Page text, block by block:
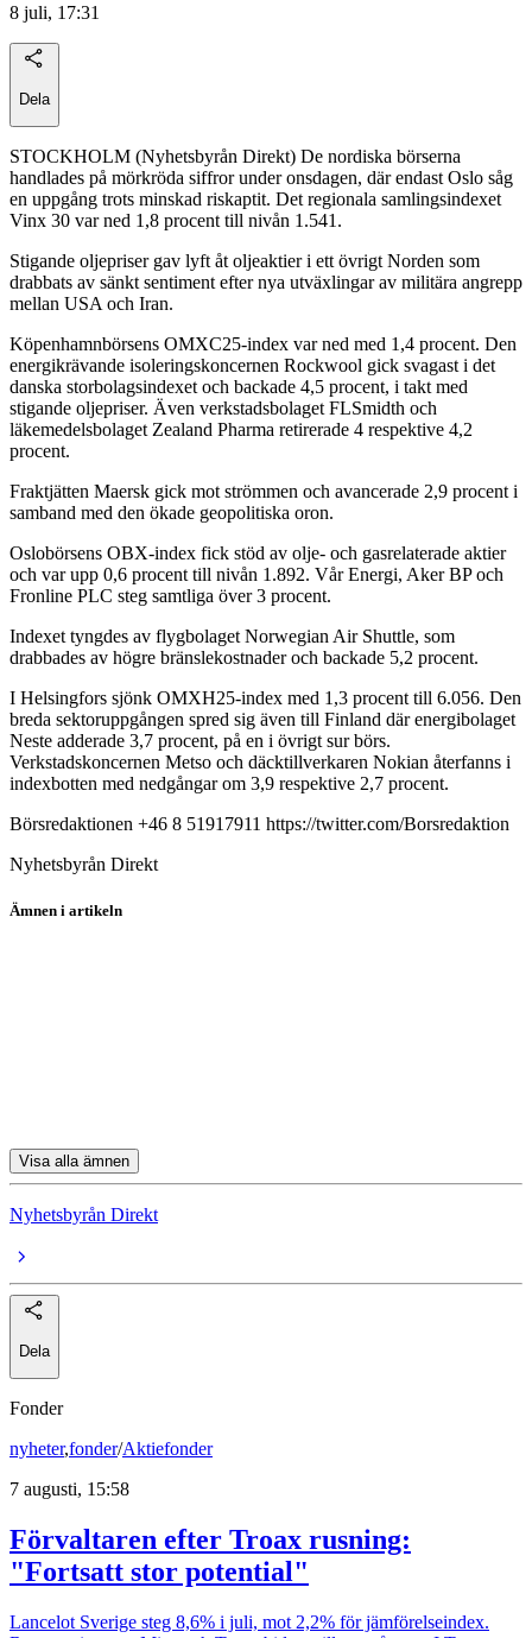
8 juli, 17:31
Dela
STOCKHOLM (Nyhetsbyrån Direkt) De nordiska börserna
handlades på mörkröda siffror under onsdagen, där endast Oslo såg
en uppgång trots minskad riskaptit. Det regionala samlingsindexet
Vinx 30 var ned 1,8 procent till nivån 1.541.
Stigande oljepriser gav lyft åt oljeaktier i ett övrigt Norden som
drabbats av sänkt sentiment efter nya utväxlingar av militära angrepp
mellan USA och Iran.
Köpenhamnbörsens OMXC25-index var ned med 1,4 procent. Den
energikrävande isoleringskoncernen Rockwool gick svagast i det
danska storbolagsindexet och backade 4,5 procent, i takt med
stigande oljepriser. Även verkstadsbolaget FLSmidth och
läkemedelsbolaget Zealand Pharma retirerade 4 respektive 4,2
procent.
Fraktjätten Maersk gick mot strömmen och avancerade 2,9 procent i
samband med den ökade geopolitiska oron.
Oslobörsens OBX-index fick stöd av olje- och gasrelaterade aktier
och var upp 0,6 procent till nivån 1.892. Vår Energi, Aker BP och
Fronline PLC steg samtliga över 3 procent.
Indexet tyngdes av flygbolaget Norwegian Air Shuttle, som
drabbades av högre bränslekostnader och backade 5,2 procent.
I Helsingfors sjönk OMXH25-index med 1,3 procent till 6.056. Den
breda sektoruppgången spred sig även till Finland där energibolaget
Neste adderade 3,7 procent, på en i övrigt sur börs.
Verkstadskoncernen Metso och däcktillverkaren Nokian återfanns i
indexbotten med nedgångar om 3,9 respektive 2,7 procent.
Börsredaktionen +46 8 51917911 https://twitter.com/Borsredaktion
Nyhetsbyrån Direkt
Ämnen i artikeln
Visa alla ämnen
Nyhetsbyrån Direkt
Dela
Fonder
nyheter,fonder/Aktiefonder
7 augusti, 15:58
Förvaltaren efter Troax rusning:
"Fortsatt stor potential"
Lancelot Sverige steg 8,6% i juli, mot 2,2% för jämförelseindex.